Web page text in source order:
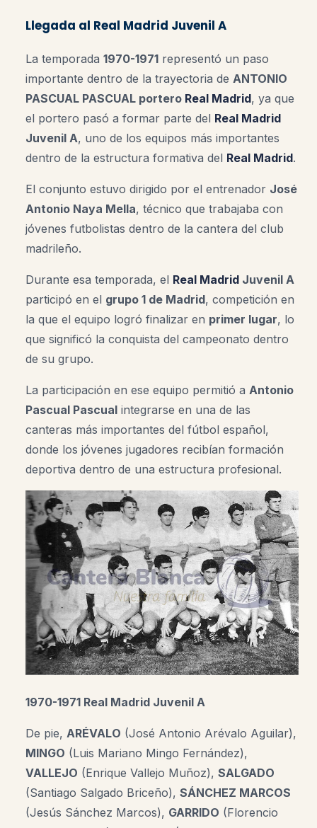
Llegada al Real Madrid Juvenil A
La temporada 1970-1971 representó un paso
importante dentro de la trayectoria de ANTONIO
PASCUAL PASCUAL portero Real Madrid, ya que
el portero pasó a formar parte del Real Madrid
Juvenil A, uno de los equipos más importantes
dentro de la estructura formativa del Real Madrid.
El conjunto estuvo dirigido por el entrenador José
Antonio Naya Mella, técnico que trabajaba con
jóvenes futbolistas dentro de la cantera del club
madrileño.
Durante esa temporada, el Real Madrid Juvenil A
participó en el grupo 1 de Madrid, competición en
la que el equipo logró finalizar en primer lugar, lo
que significó la conquista del campeonato dentro
de su grupo.
La participación en ese equipo permitió a Antonio
Pascual Pascual integrarse en una de las
canteras más importantes del fútbol español,
donde los jóvenes jugadores recibían formación
deportiva dentro de una estructura profesional.
1970-1971 Real Madrid Juvenil A
De pie, ARÉVALO (José Antonio Arévalo Aguilar),
MINGO (Luis Mariano Mingo Fernández),
VALLEJO (Enrique Vallejo Muñoz), SALGADO
(Santiago Salgado Briceño), SÁNCHEZ MARCOS
(Jesús Sánchez Marcos), GARRIDO (Florencio